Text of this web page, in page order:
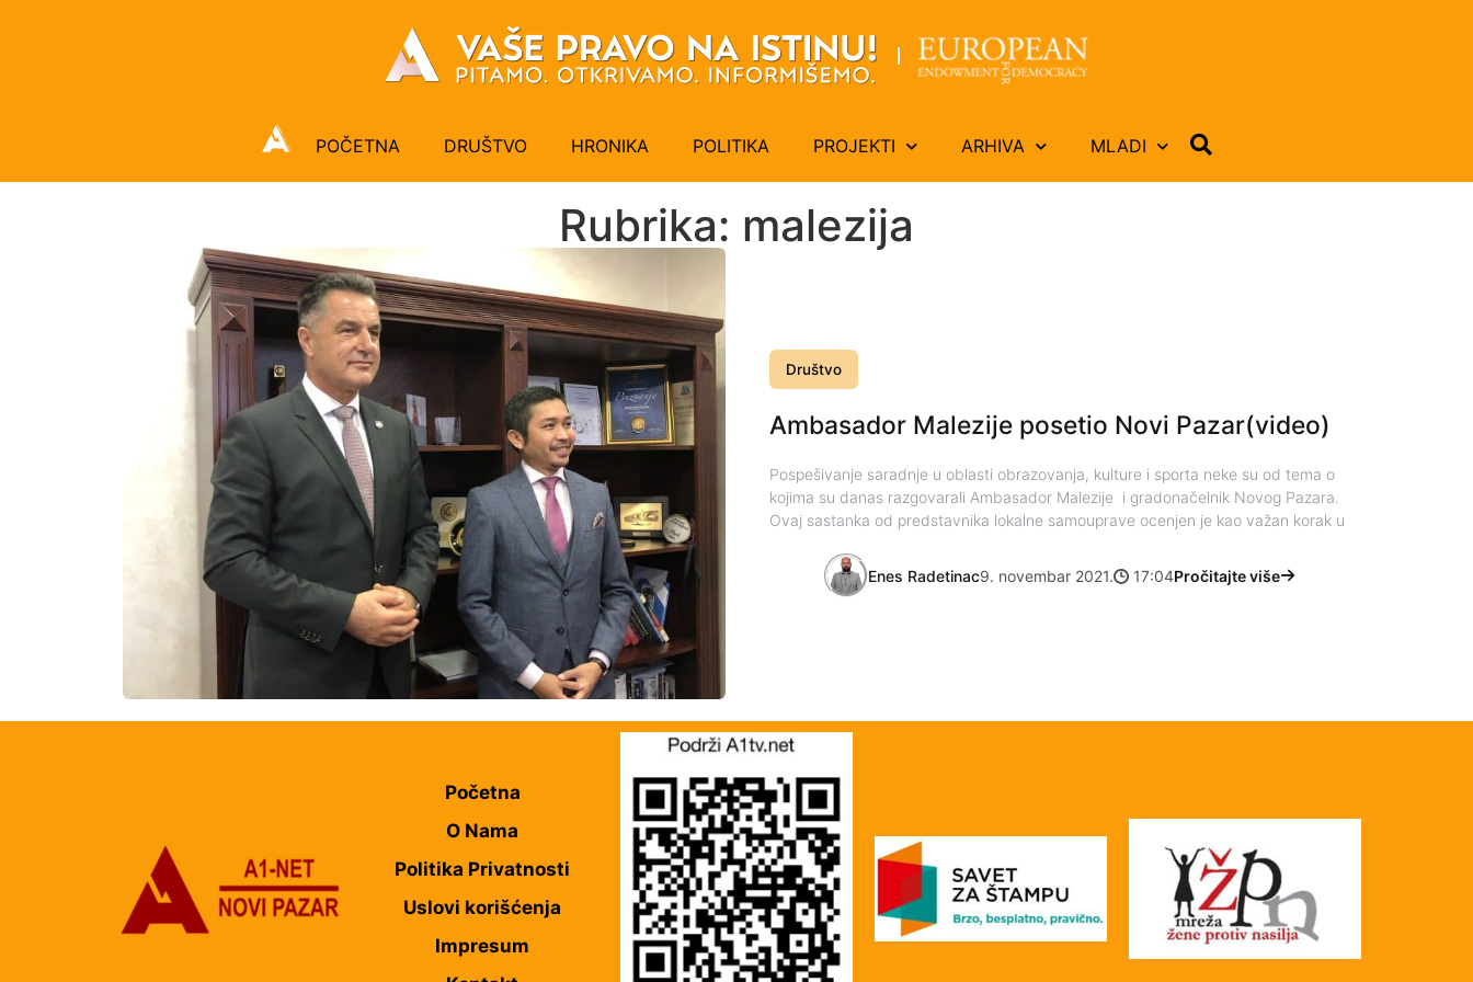
POČETNA DRUŠTVO HRONIKA POLITIKA PROJEKTI ARHIVA MLADI
Rubrika: malezija
Društvo
Ambasador Malezije posetio Novi Pazar(video)
Pospešivanje saradnje u oblasti obrazovanja, kulture i sporta neke su od tema o
kojima su danas razgovarali Ambasador Malezije i gradonačelnik Novog Pazara.
Ovaj sastanka od predstavnika lokalne samouprave ocenjen je kao važan korak u
Enes Radetinac9. novembar 2021. 17:04Pročitajte više
Početna
O Nama
Politika Privatnosti
Uslovi korišćenja
Impresum